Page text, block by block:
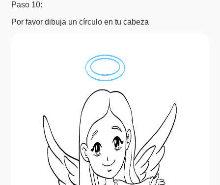
Paso 10:
Por favor dibuja un círculo en tu cabeza